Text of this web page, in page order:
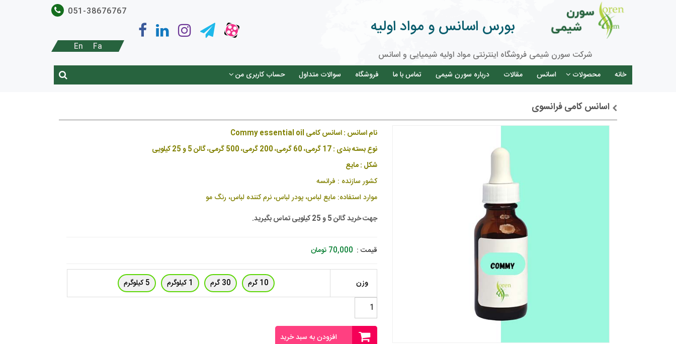
بورس اسانس و مواد اولیه
شرکت سورن شیمی فروشگاه اینترنتی مواد اولیه شیمیایی و اسانس
051-38676767
Fa
En
خانه محصولات اسانس مقالات درباره سورن شیمی تماس با ما فروشگاه سوالات متداول حساب کاربری من
اسانس کامی فرانسوی
نام اسانس : اسانس کامی Commy essential oil
نوع بسته بندی : 17 گرمی، 60 گرمی، 200 گرمی، 500 گرمی، گالن 5 و 25 کیلویی
شکل : مایع
کشور سازنده : فرانسه
موارد استفاده: مایع لباس، پودر لباس، نرم کننده لباس، رنگ مو
جهت خرید گالن 5 و 25 کیلویی تماس بگیرید.
قیمت : 70,000 تومان
وزن 10 گرم 30 گرم 1 کیلوگرم
5 کیلوگرم
اسانس
کامی
فرانسوی
عدد
افزودن به سبد خرید